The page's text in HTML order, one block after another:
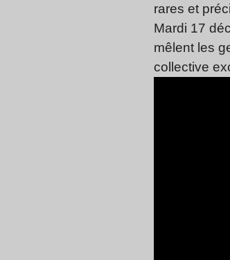
rares et
Mardi 17
mêlent les
collective